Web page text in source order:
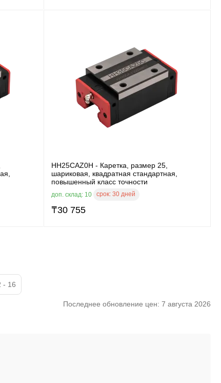
HH25CAZ0H - Каретка, размер 25,
шариковая, квадратная стандартная,
повышенный класс точности
доп. склад: 10 срок: 30 дней
₸30 755
- 16
Последнее обновление цен: 7 августа 2026